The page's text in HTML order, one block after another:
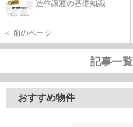
造作譲渡の基礎知識
＜ 前のページ
記事一
おすすめ物件